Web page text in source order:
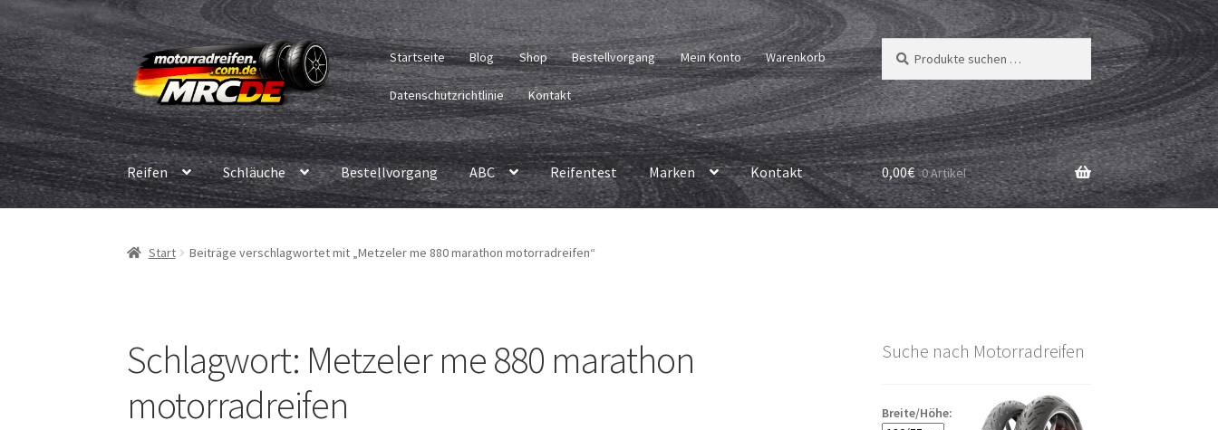
Zur
Navigation
springen
Zum
Inhalt
springen
Startseite Blog Shop Bestellvorgang Mein Konto Warenkorb
Datenschutzrichtlinie Kontakt
Suchen
nach:
Suchen
Reifen Schläuche Bestellvorgang ABC Reifentest Marken Kontakt 0,00€ 0 Artikel
Start Beiträge verschlagwortet mit „Metzeler me 880 marathon motorradreifen“
Schlagwort: Metzeler me 880 marathon
motorradreifen
Suche nach Motorradreifen
Breite/Höhe: